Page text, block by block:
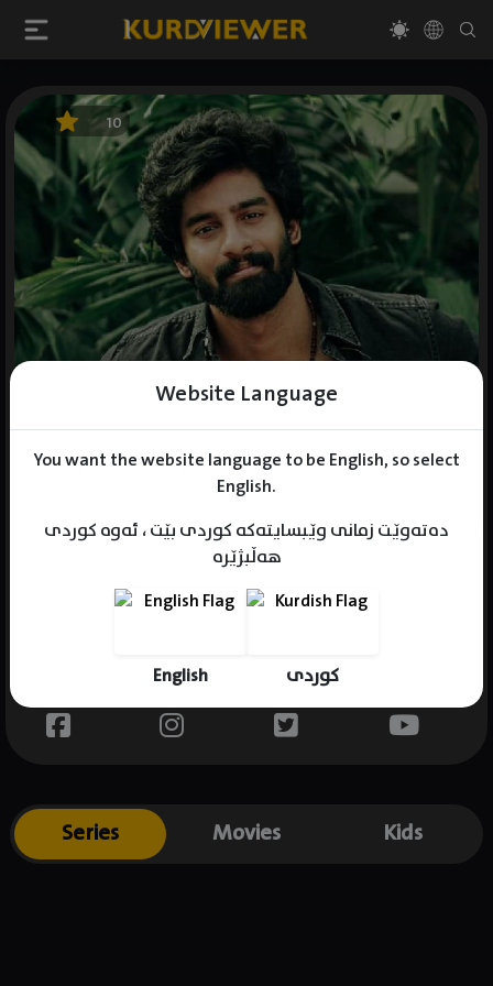
Website Language
You want the website language to be English, so select
English.
دەتەوێت زمانی وێبسایتەکە کوردی بێت ، ئەوە کوردی
هەڵبژێرە
English کوردی
10
Gender : male
Place of birth : India
Series Movies Kids